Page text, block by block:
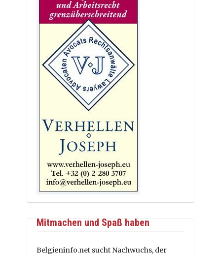
Mitmachen und Spaß haben
Belgieninfo.net sucht Nachwuchs, der